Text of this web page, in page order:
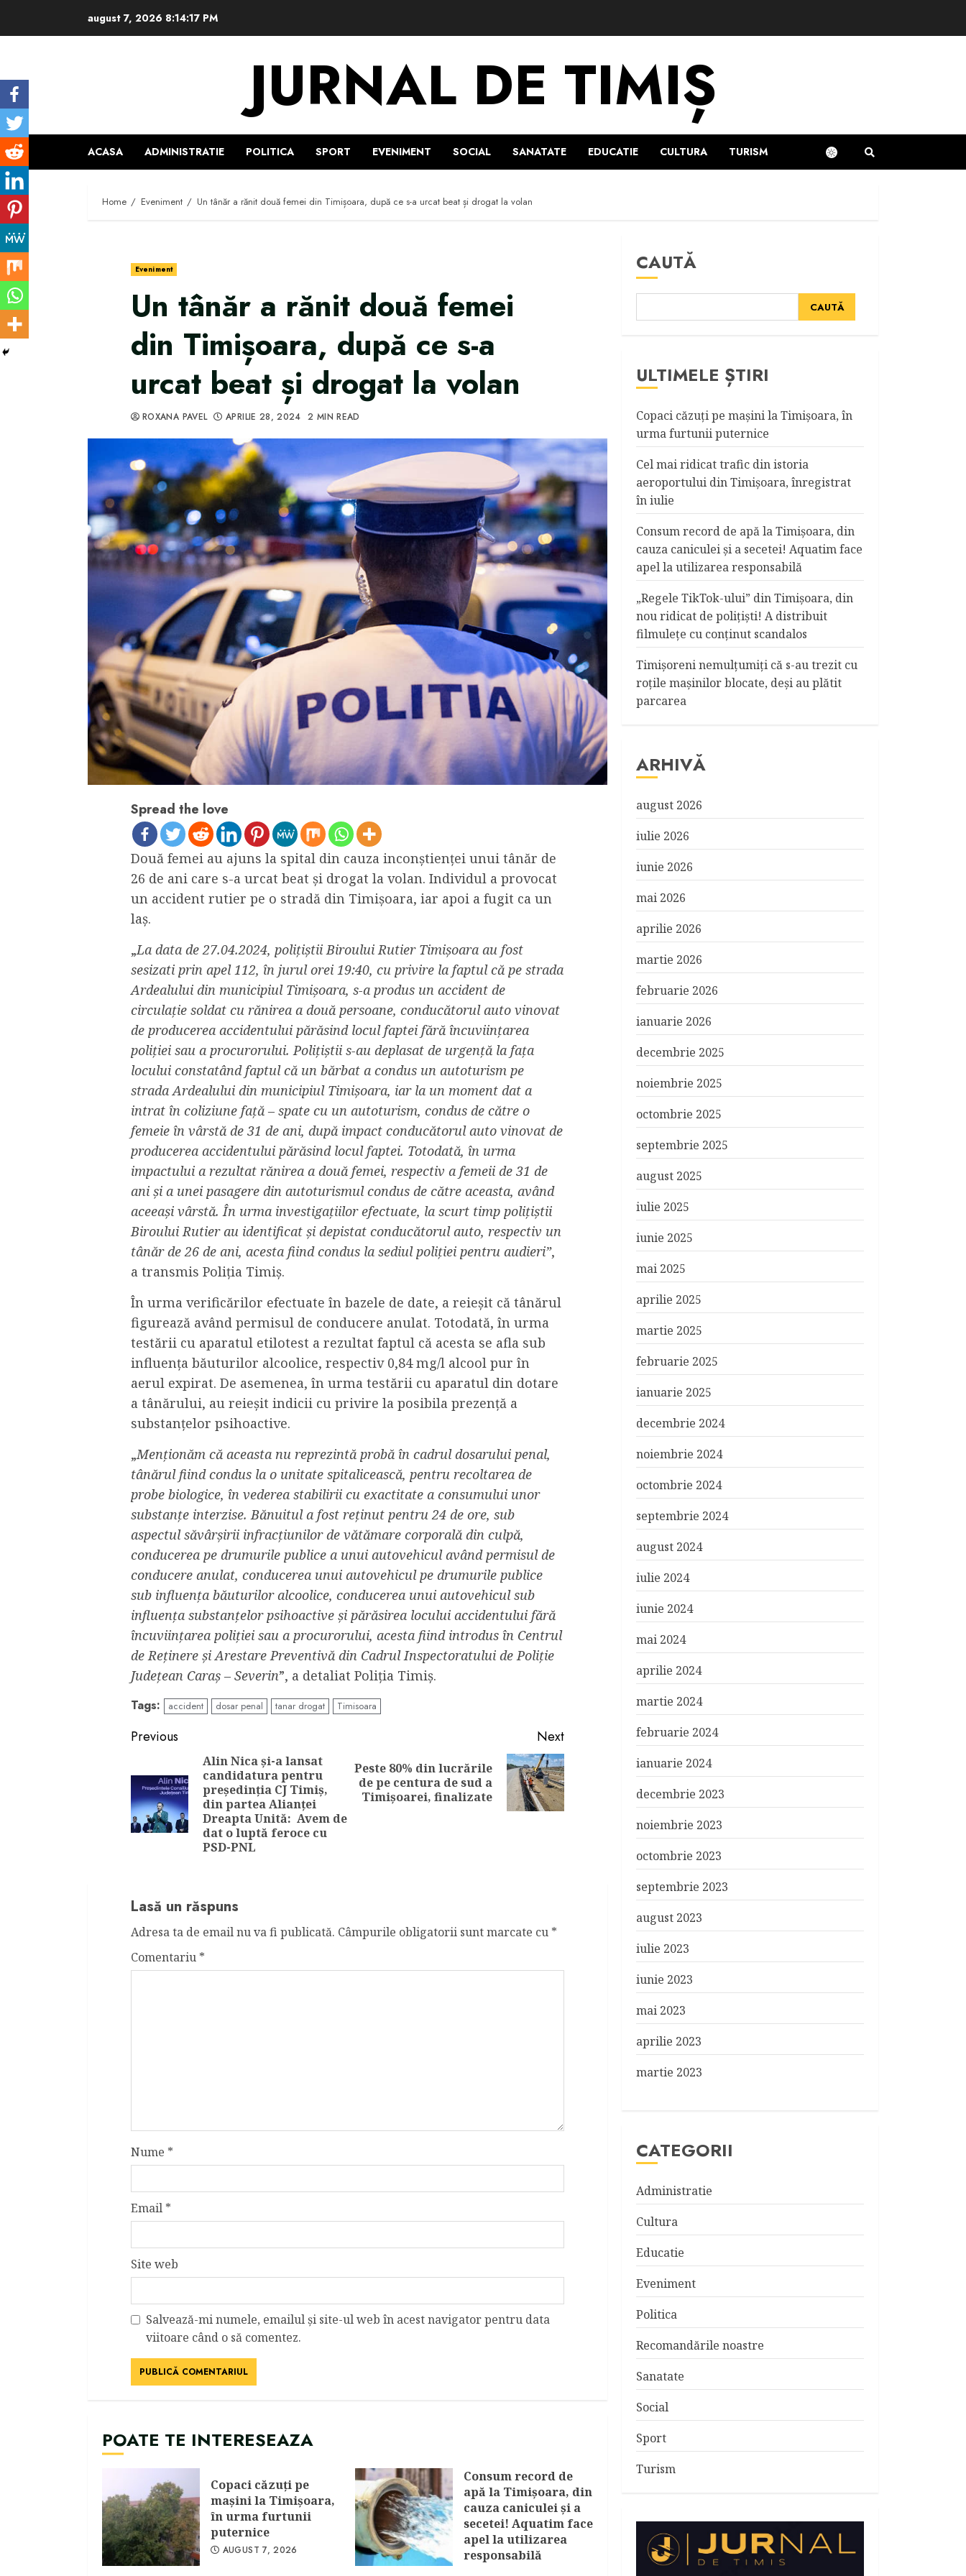
august 7, 2026 8:14:18 PM
JURNAL DE TIMIȘ
ACASA ADMINISTRATIE POLITICA SPORT EVENIMENT SOCIAL SANATATE EDUCATIE CULTURA TURISM
Home Eveniment Un tânăr a rănit două femei din Timișoara, după ce s-a urcat beat și drogat la volan
Eveniment
Un tânăr a rănit două femei
din Timișoara, după ce s-a
urcat beat și drogat la volan
ROXANA PAVEL APRILIE 28, 2024 2 MIN READ
Spread the love
Două femei au ajuns la spital din cauza inconștienței unui tânăr de
26 de ani care s-a urcat beat și drogat la volan. Individul a provocat
un accident rutier pe o stradă din Timișoara, iar apoi a fugit ca un
laș.
„La data de 27.04.2024, polițiștii Biroului Rutier Timișoara au fost
sesizati prin apel 112, în jurul orei 19:40, cu privire la faptul că pe strada
Ardealului din municipiul Timișoara, s-a produs un accident de
circulație soldat cu rănirea a două persoane, conducătorul auto vinovat
de producerea accidentului părăsind locul faptei fără încuviințarea
poliției sau a procurorului. Polițiștii s-au deplasat de urgență la fața
locului constatând faptul că un bărbat a condus un autoturism pe
strada Ardealului din municipiul Timișoara, iar la un moment dat a
intrat în coliziune față – spate cu un autoturism, condus de către o
femeie în vârstă de 31 de ani, după impact conducătorul auto vinovat de
producerea accidentului părăsind locul faptei. Totodată, în urma
impactului a rezultat rănirea a două femei, respectiv a femeii de 31 de
ani și a unei pasagere din autoturismul condus de către aceasta, având
aceeași vârstă. În urma investigațiilor efectuate, la scurt timp polițiștii
Biroului Rutier au identificat și depistat conducătorul auto, respectiv un
tânăr de 26 de ani, acesta fiind condus la sediul poliției pentru audieri”,
a transmis Poliția Timiș.
În urma verificărilor efectuate în bazele de date, a reieșit că tânărul
figurează având permisul de conducere anulat. Totodată, în urma
testării cu aparatul etilotest a rezultat faptul că acesta se afla sub
influența băuturilor alcoolice, respectiv 0,84 mg/l alcool pur în
aerul expirat. De asemenea, în urma testării cu aparatul din dotare
a tânărului, au reieșit indicii cu privire la posibila prezență a
substanțelor psihoactive.
„Menționăm că aceasta nu reprezintă probă în cadrul dosarului penal,
tânărul fiind condus la o unitate spitalicească, pentru recoltarea de
probe biologice, în vederea stabilirii cu exactitate a consumului unor
substanțe interzise. Bănuitul a fost reținut pentru 24 de ore, sub
aspectul săvârșirii infracțiunilor de vătămare corporală din culpă,
conducerea pe drumurile publice a unui autovehicul având permisul de
conducere anulat, conducerea unui autovehicul pe drumurile publice
sub influența băuturilor alcoolice, conducerea unui autovehicul sub
influența substanțelor psihoactive și părăsirea locului accidentului fără
încuviințarea poliției sau a procurorului, acesta fiind introdus în Centrul
de Reținere și Arestare Preventivă din Cadrul Inspectoratului de Poliție
Județean Caraș – Severin”, a detaliat Poliția Timiș.
Tags: accident dosar penal tanar drogat Timisoara
Continue
Reading
Previous
Previous
post:
Alin Nica și-a lansat
candidatura pentru
președinția CJ Timiș,
din partea Alianței
Dreapta Unită: Avem de
dat o luptă feroce cu
PSD-PNL
Next
Next
post:
Peste 80% din lucrările
de pe centura de sud a
Timișoarei, finalizate
Lasă un răspuns
Adresa ta de email nu va fi publicată. Câmpurile obligatorii sunt marcate cu *
Comentariu *
Nume *
Email *
Site web
Salvează-mi numele, emailul și site-ul web în acest navigator pentru data
viitoare când o să comentez.
POATE TE INTERESEAZA
Copaci căzuţi pe
maşini la Timişoara,
în urma furtunii
puternice
AUGUST 7, 2026
Consum record de
apă la Timişoara, din
cauza caniculei şi a
secetei! Aquatim face
apel la utilizarea
responsabilă
CAUTĂ
CAUTĂ
ULTIMELE ȘTIRI
Copaci căzuţi pe maşini la Timişoara, în
urma furtunii puternice
Cel mai ridicat trafic din istoria
aeroportului din Timişoara, înregistrat
în iulie
Consum record de apă la Timişoara, din
cauza caniculei şi a secetei! Aquatim face
apel la utilizarea responsabilă
„Regele TikTok-ului” din Timişoara, din
nou ridicat de poliţişti! A distribuit
filmuleţe cu conţinut scandalos
Timişoreni nemulţumiţi că s-au trezit cu
roţile maşinilor blocate, deşi au plătit
parcarea
ARHIVĂ
august 2026
iulie 2026
iunie 2026
mai 2026
aprilie 2026
martie 2026
februarie 2026
ianuarie 2026
decembrie 2025
noiembrie 2025
octombrie 2025
septembrie 2025
august 2025
iulie 2025
iunie 2025
mai 2025
aprilie 2025
martie 2025
februarie 2025
ianuarie 2025
decembrie 2024
noiembrie 2024
octombrie 2024
septembrie 2024
august 2024
iulie 2024
iunie 2024
mai 2024
aprilie 2024
martie 2024
februarie 2024
ianuarie 2024
decembrie 2023
noiembrie 2023
octombrie 2023
septembrie 2023
august 2023
iulie 2023
iunie 2023
mai 2023
aprilie 2023
martie 2023
CATEGORII
Administratie
Cultura
Educatie
Eveniment
Politica
Recomandările noastre
Sanatate
Social
Sport
Turism